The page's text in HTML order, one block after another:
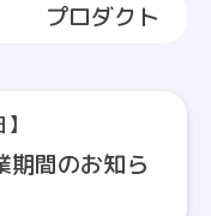
プロダクト
期間のお知ら